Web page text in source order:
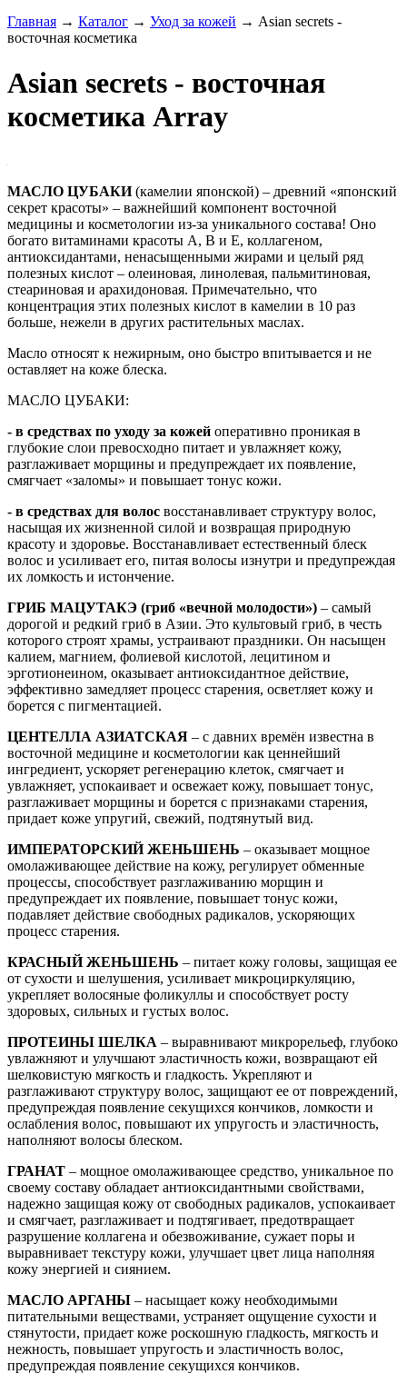
Главная → Каталог → Уход за кожей → Asian seсrets -
восточная косметика
Asian seсrets - восточная
косметика Array
МАСЛО ЦУБАКИ(камелии японской) – древний «японский
секрет красоты» – важнейший компонент восточной
медицины и косметологии из-за уникального состава! Оно
богато витаминами красоты A, В и Е, коллагеном,
антиоксидантами, ненасыщенными жирами и целый ряд
полезных кислот – олеиновая, линолевая, пальмитиновая,
стеариновая и арахидоновая. Примечательно, что
концентрация этих полезных кислот в камелии в 10 раз
больше, нежели в других растительных маслах.
Масло относят к нежирным, оно быстро впитывается и не
оставляет на коже блеска.
МАСЛО ЦУБАКИ:
- в средствах по уходу за кожей оперативно проникая в
глубокие слои превосходно питает и увлажняет кожу,
разглаживает морщины и предупреждает их появление,
смягчает «заломы» и повышает тонус кожи.
- в средствах для волос восстанавливает структуру волос,
насыщая их жизненной силой и возвращая природную
красоту и здоровье. Восстанавливает естественный блеск
волос и усиливает его, питая волосы изнутри и предупреждая
их ломкость и истончение.
ГРИБ МАЦУТАКЭ (гриб «вечной молодости») – самый
дорогой и редкий гриб в Азии. Это культовый гриб, в честь
которого строят храмы, устраивают праздники. Он насыщен
калием, магнием, фолиевой кислотой, лецитином и
эрготионеином, оказывает антиоксидантное действие,
эффективно замедляет процесс старения, осветляет кожу и
борется с пигментацией.
ЦЕНТЕЛЛА АЗИАТСКАЯ – с давних времён известна в
восточной медицине и косметологии как ценнейший
ингредиент, ускоряет регенерацию клеток, смягчает и
увлажняет, успокаивает и освежает кожу, повышает тонус,
разглаживает морщины и борется с признаками старения,
придает коже упругий, свежий, подтянутый вид.
ИМПЕРАТОРСКИЙ ЖЕНЬШЕНЬ – оказывает мощное
омолаживающее действие на кожу, регулирует обменные
процессы, способствует разглаживанию морщин и
предупреждает их появление, повышает тонус кожи,
подавляет действие свободных радикалов, ускоряющих
процесс старения.
КРАСНЫЙ ЖЕНЬШЕНЬ – питает кожу головы, защищая ее
от сухости и шелушения, усиливает микроциркуляцию,
укрепляет волосяные фоликуллы и способствует росту
здоровых, сильных и густых волос.
ПРОТЕИНЫ ШЕЛКА – выравнивают микрорельеф, глубоко
увлажняют и улучшают эластичность кожи, возвращают ей
шелковистую мягкость и гладкость. Укрепляют и
разглаживают структуру волос, защищают ее от повреждений,
предупреждая появление секущихся кончиков, ломкости и
ослабления волос, повышают их упругость и эластичность,
наполняют волосы блеском.
ГРАНАТ – мощное омолаживающее средство, уникальное по
своему составу обладает антиоксидантными свойствами,
надежно защищая кожу от свободных радикалов, успокаивает
и смягчает, разглаживает и подтягивает, предотвращает
разрушение коллагена и обезвоживание, сужает поры и
выравнивает текстуру кожи, улучшает цвет лица наполняя
кожу энергией и сиянием.
МАСЛО АРГАНЫ – насыщает кожу необходимыми
питательными веществами, устраняет ощущение сухости и
стянутости, придает коже роскошную гладкость, мягкость и
нежность, повышает упругость и эластичность волос,
предупреждая появление секущихся кончиков.